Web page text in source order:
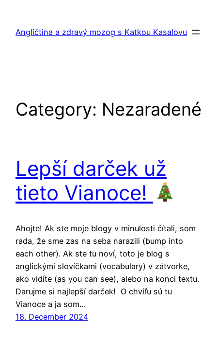
content
Angličtina a zdravý mozog s Katkou Kasalovu
Category: Nezaradené
Lepší darček už
tieto Vianoce!
Ahojte! Ak ste moje blogy v minulosti čítali, som
rada, že sme zas na seba narazili (bump into
each other). Ak ste tu noví, toto je blog s
anglickými slovíčkami (vocabulary) v zátvorke,
ako vidíte (as you can see), alebo na konci textu.
Darujme si najlepší darček! O chvíľu sú tu
Vianoce a ja som…
18. December 2024